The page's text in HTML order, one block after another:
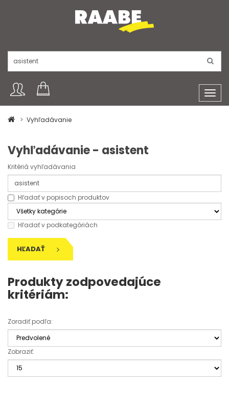
Vyhľadávanie
Vyhľadávanie - asistent
Kritériá vyhľadávania
Hľadať v popisoch produktov
Hľadať v podkategóriách
HĽADAŤ
Produkty zodpovedajúce
kritériám:
Zoradiť podľa:
Zobraziť: